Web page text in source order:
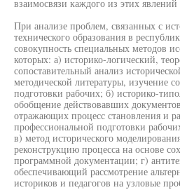
взаимосвязи каждого из этих
При анализе проблем, связанных с
технического образования в
совокупность специальных методов
которых: а) историко-логический,
сопоставительный анализ
методической литературы, изучение
подготовки рабочих; б) историко-
обобщение действовавших
отражающих процесс становления и
профессиональной подготовки
в) метод исторического
реконструкцию процесса на основе
программной документации; г)
обеспечивающий рассмотрение
историков и педагогов на узловые